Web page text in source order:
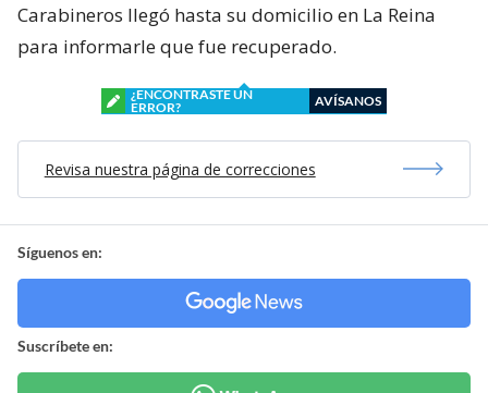
Carabineros llegó hasta su domicilio en La Reina
para informarle que fue recuperado.
¿ENCONTRASTE UN
ERROR?
AVÍSANOS
Revisa nuestra página de correcciones
Síguenos en:
Suscríbete en: